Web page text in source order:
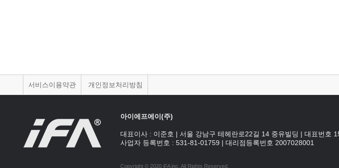
서비스이용약관 개인정보처리방침
아이에프에이(주)
대표이사 : 이준호 | 서울 강남구 테헤란로22길 14 중유빌딩 | 대표번호
사업자 등록번호 : 531-81-01759 | 대리점등록번호 2007028001
Copyright © 2020 iFA inc . All Rights Reserved.